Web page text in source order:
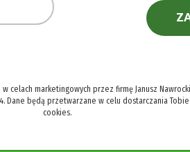
marketingowych przez firmę Janusz
Dane będą przetwarzane w celu dostarczania
cookies.